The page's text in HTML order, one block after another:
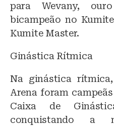
para Wevany,
bicampeão no
Kumite Master.
Ginástica Rítmica
Na ginástica
Arena foram
Caixa de
conquistando a